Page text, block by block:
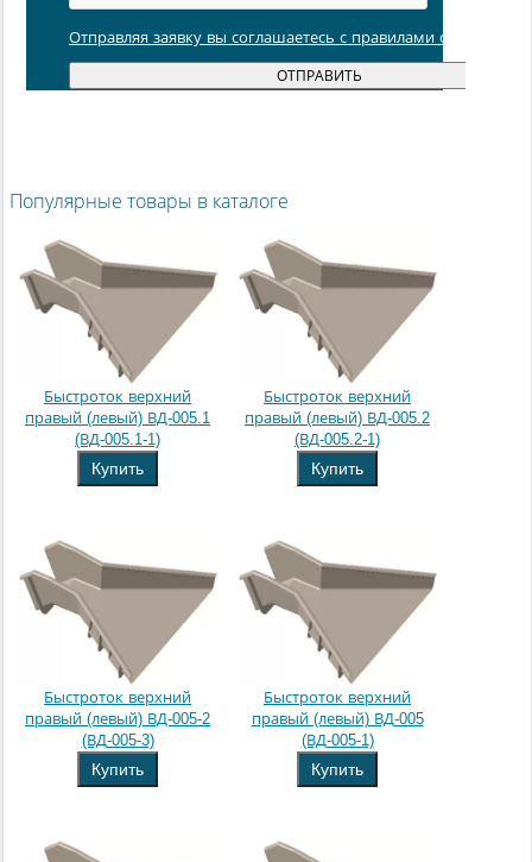
Отправляя заявку вы соглашаетесь с правилами обработки
Популярные товары в каталоге
Быстроток верхний
правый (левый) ВД-005.1
(ВД-005.1-1)
Купить
Быстроток верхний
правый (левый) ВД-005.2
(ВД-005.2-1)
Купить
Быстроток верхний
правый (левый) ВД-005-2
(ВД-005-3)
Купить
Быстроток верхний
правый (левый) ВД-005
(ВД-005-1)
Купить